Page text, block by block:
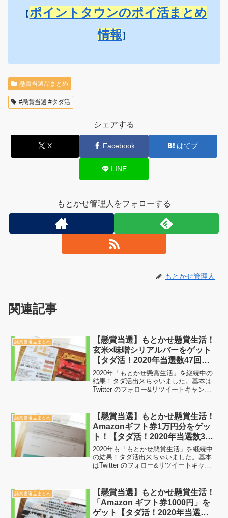
【ポイントタウンのポイ活まとめ
情報 】
懸賞当選品まとめ
#懸賞当選 #タダ活
シェアする
X Facebook はてブ
LINE
もとかせ管理人をフォローする
もとかせ管理人
関連記事
懸賞当選品まとめ
【懸賞当選】もとかせ懸賞生活！
玄米×味噌シリアルバーをゲット
【タダ活！2020年当選数47回
目】
2020年「もとかせ懸賞生活」を継続中の
結果！タダ活出来ちゃいました。基本は
Twitter のフォロー&リツイートキャンペ
ただフォローとリツイートして当選を待
つだけです...
懸賞当選品まとめ
【懸賞当選】もとかせ懸賞生活！
Amazonギフト券1万円分をゲッ
ト！【タダ活！2020年当選数37
回目】
2020年も「もとかせ懸賞生活」を継続中
の結果！タダ活出来ちゃいました。基本
はTwitter のフォロー&リツイートキャン
くただフォローとリツイートして当選を
待つだけで...
懸賞当選品まとめ
【懸賞当選】もとかせ懸賞生活！
「Amazon ギフト券1000円」を
ゲット【タダ活！2020年当選数